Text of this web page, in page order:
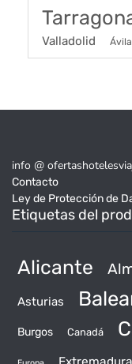
Valladolid Ávila
info @
Contacto
Ley de Protección de
Etiquetas del
Alicante
Asturias
Burgos Canadá